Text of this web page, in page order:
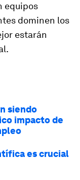
equipos
dominen los
estarán
siendo
impacto de
es crucial